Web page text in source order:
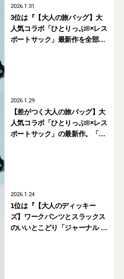
2026.1.31
3位は『【大人の旅バッグ】大
人気コラボ「ひとりっぷ®×レス
ポートサック」最新作を全部見
2026.1.29
【差がつく大人の旅バッグ】大
人気コラボ「ひとりっぷ®×レス
ポートサック」の最新作。「旅
2026.1.24
1位は『【大人のディッキー
ズ】ワークパンツとスラックス
のいいとこどり「ジャーナル ス